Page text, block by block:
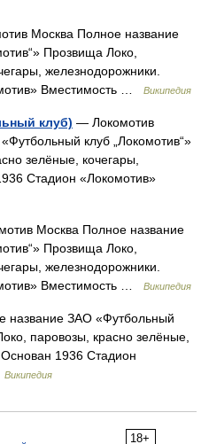
Москва Полное название
Прозвища Локо,
железнодорожники.
Вместимость …
Википедия
клуб) — Локомотив
клуб „Локомотив“»
зелёные, кочегары,
Стадион «Локомотив»
Москва Полное название
Прозвища Локо,
железнодорожники.
Вместимость …
Википедия
название ЗАО «Футбольный
паровозы, красно зелёные,
1936 Стадион
Википедия
18+